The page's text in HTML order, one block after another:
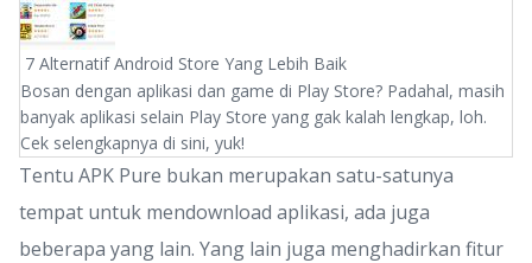
7 Alternatif Android Store Yang Lebih Baik
Bosan dengan aplikasi dan game di Play Store? Padahal, masih
banyak aplikasi selain Play Store yang gak kalah lengkap, loh.
Cek selengkapnya di sini, yuk!
Tentu APK Pure bukan merupakan satu-satunya
tempat untuk mendownload aplikasi, ada juga
beberapa yang lain. Yang lain juga menghadirkan fitur